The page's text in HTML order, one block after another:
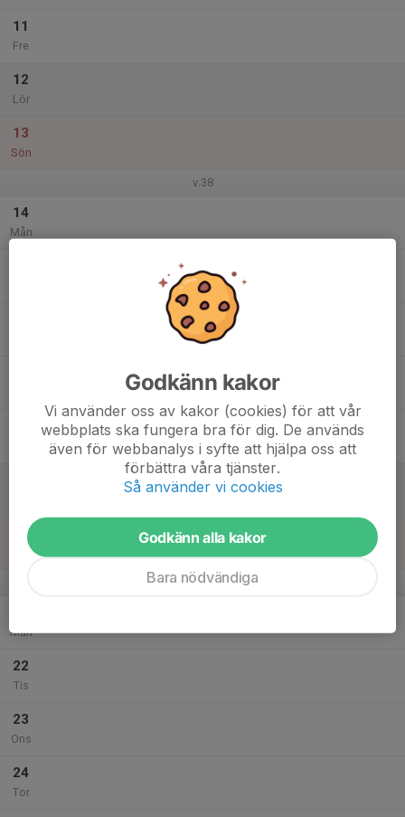
11
Fre
12
Lör
13
Sön
v.38
14
Mån
20
Sön
v.39
Mån
22
Tis
23
Ons
24
Tor
Godkänn kakor
Vi använder oss av kakor (cookies) för att vår
webbplats ska fungera bra för dig. De används
även för webbanalys i syfte att hjälpa oss att
förbättra våra tjänster.
Så använder vi cookies
Godkänn alla kakor
Bara nödvändiga